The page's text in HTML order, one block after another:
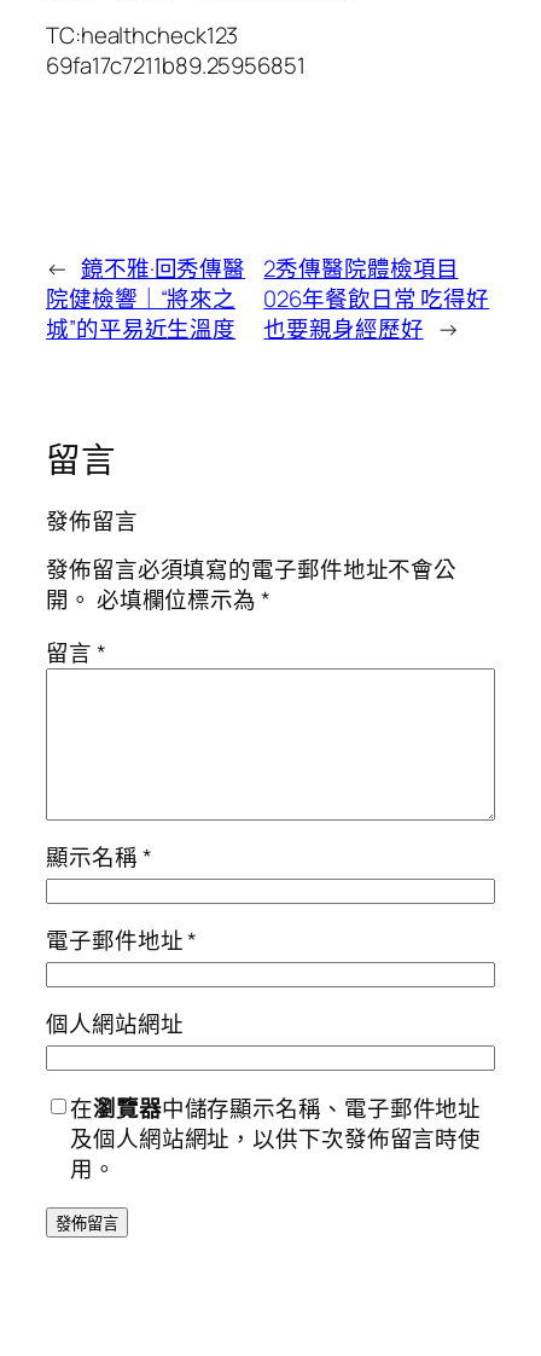
TC:healthcheck123
69fa17c7211b89.25956851
← 鏡不雅·回秀傳醫
院健檢響｜“將來之
城”的平易近生溫度
2秀傳醫院體檢項目
026年餐飲日常 吃得好
也要親身經歷好 →
留言
發佈留言
發佈留言必須填寫的電子郵件地址不會公
開。 必填欄位標示為*
留言*
顯示名稱*
電子郵件地址*
個人網站網址
在瀏覽器中儲存顯示名稱、電子郵件地址
及個人網站網址，以供下次發佈留言時使
用。